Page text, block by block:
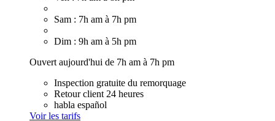
Sam : 7h am à 7h pm
Dim : 9h am à 5h pm
Ouvert aujourd'hui de 7h am à 7h pm
Inspection gratuite du remorquage
Retour client 24 heures
habla español
Voir les tarifs